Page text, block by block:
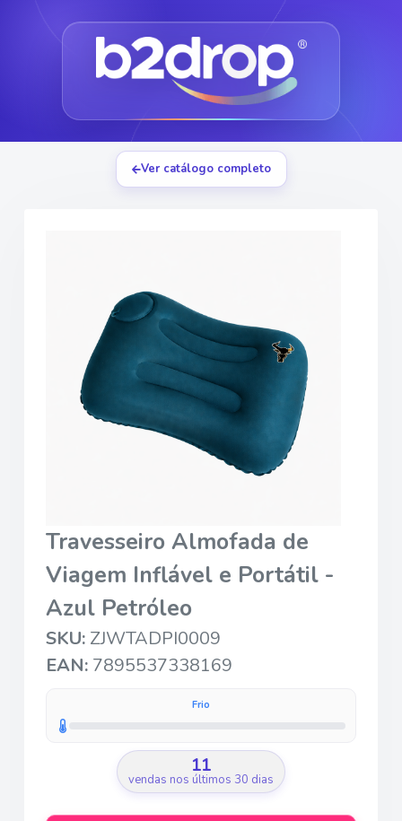
Ver catálogo completo
Travesseiro Almofada de
Viagem Inflável e Portátil -
Azul Petróleo
SKU: ZJWTADPI0009
EAN: 7895537338169
Frio
11
vendas nos últimos 30 dias